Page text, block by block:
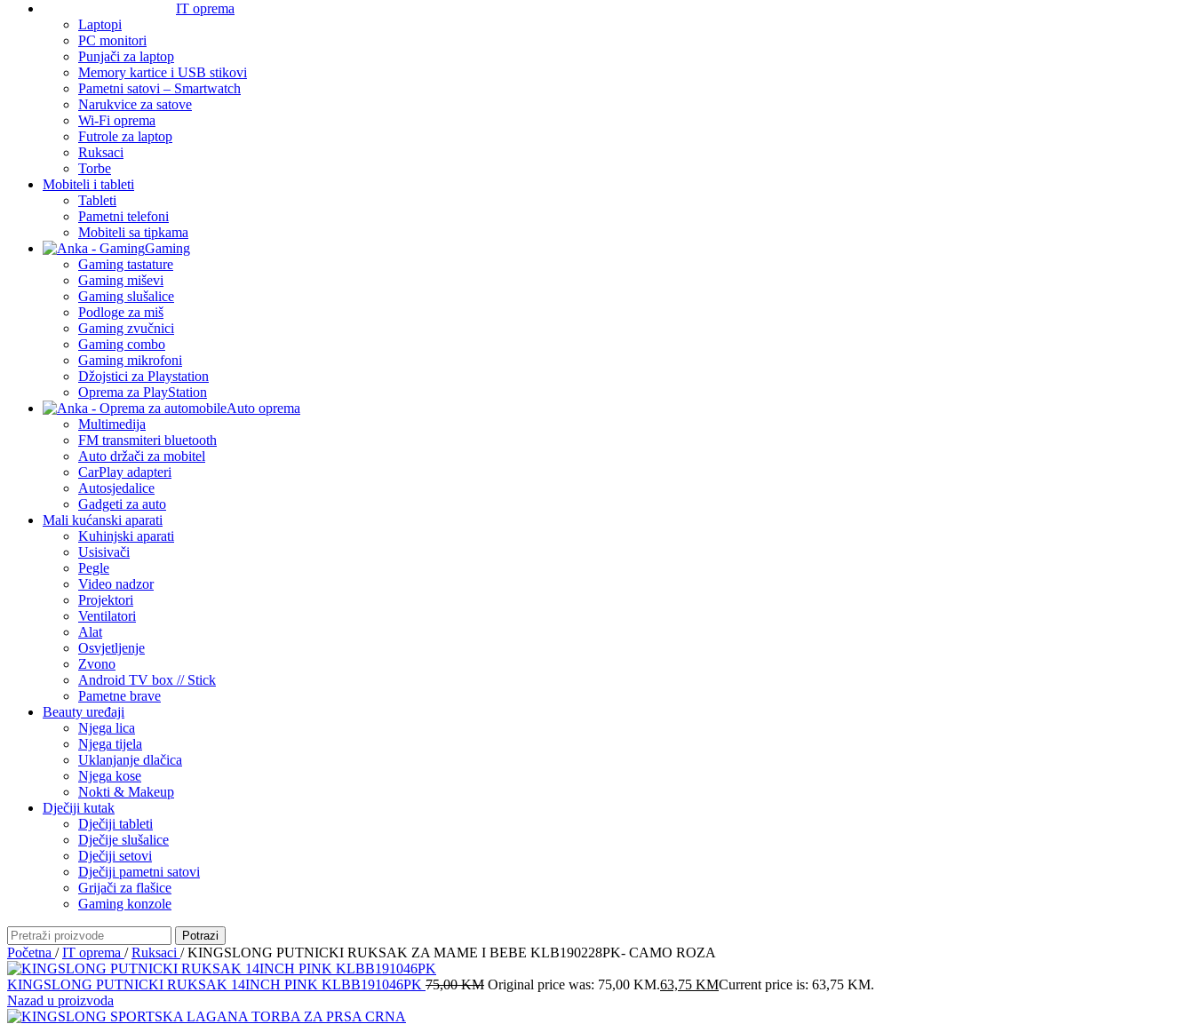
IT oprema
Laptopi
PC monitori
Punjači za laptop
Memory kartice i USB stikovi
Pametni satovi – Smartwatch
Narukvice za satove
Wi-Fi oprema
Futrole za laptop
Ruksaci
Torbe
Mobiteli i tableti
Tableti
Pametni telefoni
Mobiteli sa tipkama
Gaming
Gaming tastature
Gaming miševi
Gaming slušalice
Podloge za miš
Gaming zvučnici
Gaming combo
Gaming mikrofoni
Džojstici za Playstation
Oprema za PlayStation
Auto oprema
Multimedija
FM transmiteri bluetooth
Auto držači za mobitel
CarPlay adapteri
Autosjedalice
Gadgeti za auto
Mali kućanski aparati
Kuhinjski aparati
Usisivači
Pegle
Video nadzor
Projektori
Ventilatori
Alat
Osvjetljenje
Zvono
Android TV box // Stick
Pametne brave
Beauty uređaji
Njega lica
Njega tijela
Uklanjanje dlačica
Njega kose
Nokti & Makeup
Dječiji kutak
Dječiji tableti
Dječije slušalice
Dječiji setovi
Dječiji pametni satovi
Grijači za flašice
Gaming konzole
Potrazi
Početna / IT oprema / Ruksaci / KINGSLONG PUTNICKI RUKSAK ZA MAME I BEBE KLB190228PK- CAMO ROZA
KINGSLONG PUTNICKI RUKSAK 14INCH PINK KLBB191046PK 75,00KM Original price was: 75,00 KM.63,75 KMCurrent price is: 63,75 KM.
Nazad u proizvoda